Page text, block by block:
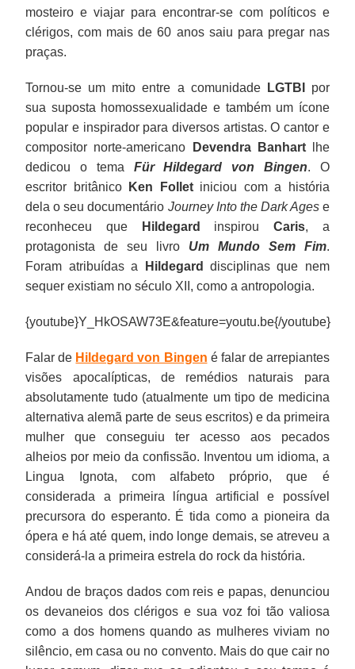
mosteiro e viajar para encontrar-se com políticos e
clérigos, com mais de 60 anos saiu para pregar nas
praças.
Tornou-se um mito entre a comunidade LGTBI
por
sua suposta homossexualidade e também um ícone
popular e inspirador para diversos artistas. O cantor e
compositor norte-americano
Devendra Banhartlhe
dedicou o tema Für Hildegard von Bingen. O
escritor britânico
Ken Folletiniciou com a história
dela o seu documentário Journey Into the Dark Agese
reconheceu que
Hildegard inspirou Caris, a
protagonista de seu livro Um Mundo Sem Fim.
Foram atribuídas a
Hildegard
disciplinas que nem
sequer existiam no século XII, como a antropologia.
{youtube}Y_HkOSAW73E&feature=youtu.be{/youtube}
Falar de Hildegard von Bingen é falar de arrepiantes
visões apocalípticas, de remédios naturais para
absolutamente tudo (atualmente um tipo de medicina
alternativa alemã parte de seus escritos) e da primeira
mulher que conseguiu ter acesso aos pecados
alheios por meio da confissão. Inventou um idioma, a
Lingua Ignota, com alfabeto próprio, que é
considerada a primeira língua artificial e possível
precursora do esperanto. É tida como a pioneira da
ópera e há até quem, indo longe demais, se atreveu a
considerá-la a primeira estrela do rock da história.
Andou de braços dados com reis e papas, denunciou
os devaneios dos clérigos e sua voz foi tão valiosa
como a dos homens quando as mulheres viviam no
silêncio, em casa ou no convento. Mais do que cair no